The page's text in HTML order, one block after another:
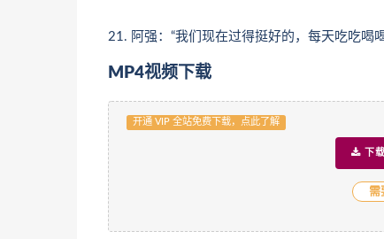
21. 阿强：“我们现在过得挺好的，每天吃吃喝
MP4视频下载
开通 VIP 全站免费下载，点此了解
下
需